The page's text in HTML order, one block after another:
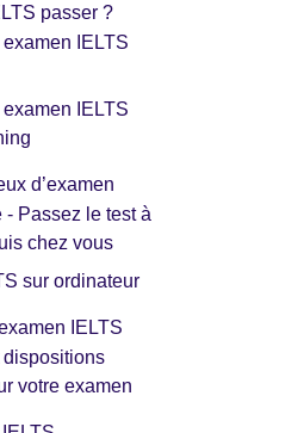
passer ?
IELTS
IELTS
d’examen
- Passez le test à
chez vous
sur ordinateur
IELTS
dispositions
votre examen